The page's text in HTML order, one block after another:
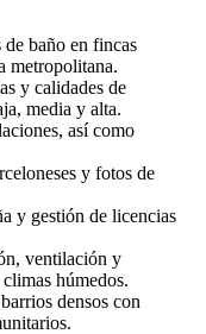
baño en fincas
metropolitana.
y calidades de
media y alta.
así como
y fotos de
y gestión de licencias
ventilación y
húmedos.
densos con